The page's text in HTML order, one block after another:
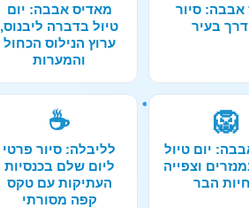
אבבה: סיור
בעיר
מאדיס אבבה: יום
טיול בדברה ליבנוס,
ערוץ הנילוס הכחול
והמערות
🦁
יום טיול
וצפייה
הבר
☕
לליבלה: סיור פרטי
ליום שלם בכנסיות
העתיקות עם טקס
קפה מסורתי